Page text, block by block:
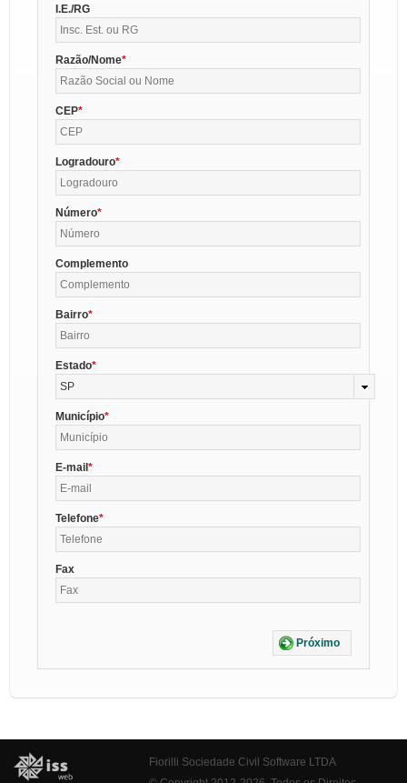
I.E./RG
Razão/Nome
CEP
Logradouro
Número
Complemento
Bairro
Estado
SP
Município
E-mail
Telefone
Fax
Próximo
Fiorilli Sociedade Civil Software LTDA